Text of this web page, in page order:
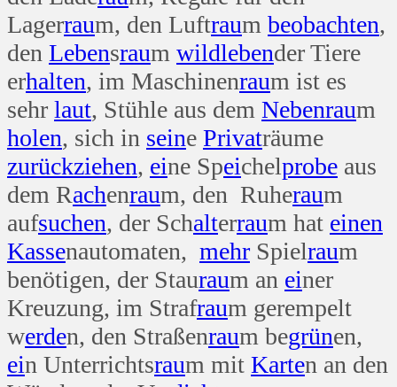
Lagerraum, den Luftraum beobachten,
den Lebensraum wildlebender Tiere
erhalten, im Maschinenraum ist es
sehr laut, Stühle aus dem Nebenraum
holen, sich in seine Privaträume
zurückziehen, eine Speichelprobe aus
dem Rachenraum, den Ruheraum
aufsuchen, der Schalterraum hat einen
Kassenautomaten, mehr Spielraum
benötigen, der Stauraum an einer
Kreuzung, im Strafraum gerempelt
werden, den Straßenraum begrünen,
ein Unterrichtsraum mit Karten an den